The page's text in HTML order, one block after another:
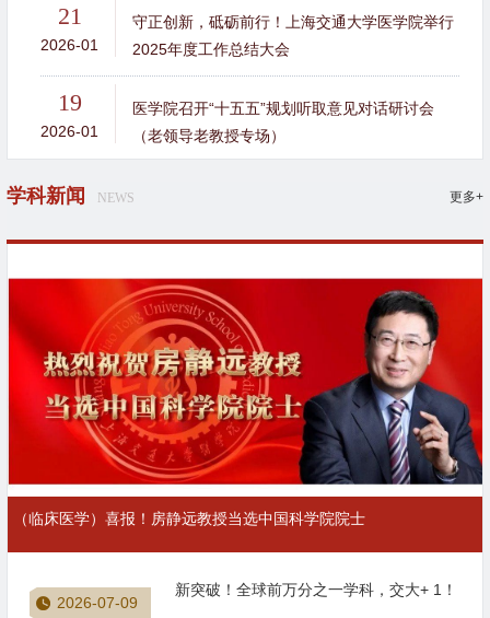
21
2026-01
守正创新，砥砺前行！上海交通大学医学院举行
2025年度工作总结大会
19
2026-01
医学院召开“十五五”规划听取意见对话研讨会
（老领导老教授专场）
学科新闻 NEWS 更多+
（临床医学）喜报！房静远教授当选中国科学院院士
2026-07-09
新突破！全球前万分之一学科，交大+ 1！